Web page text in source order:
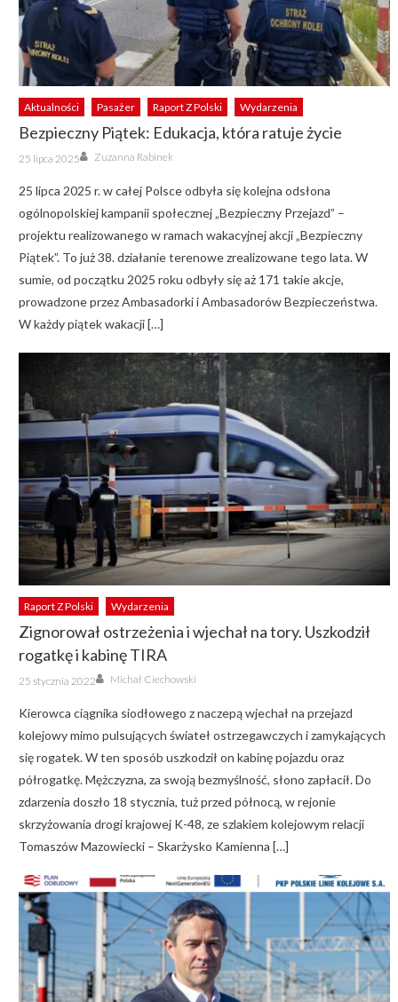
Aktualności Pasażer Raport Z Polski Wydarzenia
Bezpieczny Piątek: Edukacja, która ratuje życie
Posted
on
25 lipca 2025 Author
Zuzanna Rabinek
25 lipca 2025 r. w całej Polsce odbyła się kolejna odsłona
ogólnopolskiej kampanii społecznej „Bezpieczny Przejazd” –
projektu realizowanego w ramach wakacyjnej akcji „Bezpieczny
Piątek”. To już 38. działanie terenowe zrealizowane tego lata. W
sumie, od początku 2025 roku odbyły się aż 171 takie akcje,
prowadzone przez Ambasadorki i Ambasadorów Bezpieczeństwa.
W każdy piątek wakacji […]
Raport Z Polski Wydarzenia
Zignorował ostrzeżenia i wjechał na tory. Uszkodził
rogatkę i kabinę TIRA
Posted
on
25 stycznia 2022 Author
Michał Ciechowski
Kierowca ciągnika siodłowego z naczepą wjechał na przejazd
kolejowy mimo pulsujących świateł ostrzegawczych i zamykających
się rogatek. W ten sposób uszkodził on kabinę pojazdu oraz
półrogatkę. Mężczyzna, za swoją bezmyślność, słono zapłacił. Do
zdarzenia doszło 18 stycznia, tuż przed północą, w rejonie
skrzyżowania drogi krajowej K-48, ze szlakiem kolejowym relacji
Tomaszów Mazowiecki – Skarżysko Kamienna […]